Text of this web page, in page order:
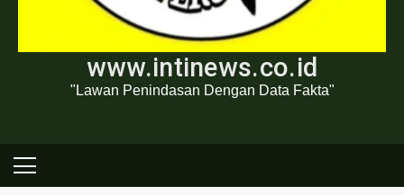
www.intinews.co.id
"Lawan Penindasan Dengan Data Fakta"